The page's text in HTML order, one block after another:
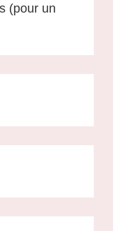
(pour un